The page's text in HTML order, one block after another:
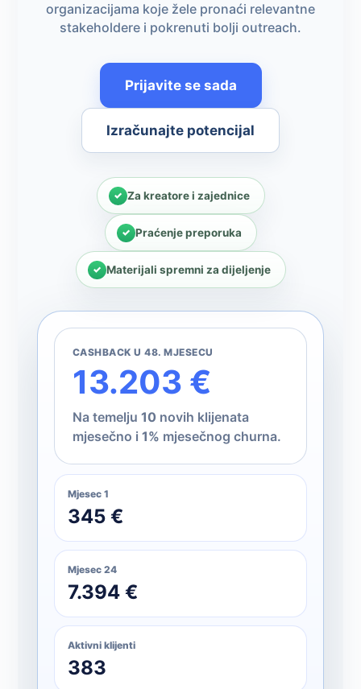
organizacijama koje žele pronaći relevantne
stakeholdere i pokrenuti bolji outreach.
Prijavite se sada
Izračunajte potencijal
Za kreatore i zajednice
Praćenje preporuka
Materijali spremni za dijeljenje
CASHBACK U 48. MJESECU
13.203 €
Na temelju 10 novih klijenata
mjesečno i 1% mjesečnog churna.
Mjesec 1
345 €
Mjesec 24
7.394 €
Aktivni klijenti
383